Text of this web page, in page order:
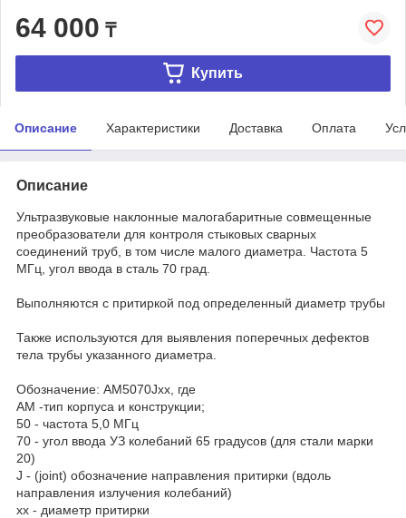
64 000 ₸
Купить
Описание Характеристики Доставка Оплата
Описание
Ультразвуковые наклонные малогабаритные совмещенные
преобразователи для контроля стыковых сварных
соединений труб, в том числе малого диаметра. Частота 5
МГц, угол ввода в сталь 70 град.
Выполняются с притиркой под определенный диаметр трубы
Также используются для выявления поперечных дефектов
тела трубы указанного диаметра.
Обозначение: AM5070Jxx, где
AM -тип корпуса и конструкции;
50 - частота 5,0 МГц
70 - угол ввода УЗ колебаний 65 градусов (для стали марки
20)
J - (joint) обозначение направления притирки (вдоль
направления излучения колебаний)
xx - диаметр притирки